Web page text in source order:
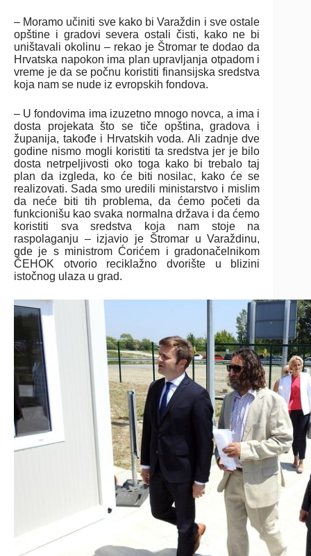
– Moramo učiniti sve kako bi Varaždin i sve ostale
opštine i gradovi severa ostali čisti, kako ne bi
uništavali okolinu – rekao je Štromar te dodao da
Hrvatska napokon ima plan upravljanja otpadom i
vreme je da se počnu koristiti finansijska sredstva
koja nam se nude iz evropskih fondova.
– U fondovima ima izuzetno mnogo novca, a ima i
dosta projekata što se tiče opština, gradova i
županija, takođe i Hrvatskih voda. Ali zadnje dve
godine nismo mogli koristiti ta sredstva jer je bilo
dosta netrpeljivosti oko toga kako bi trebalo taj
plan da izgleda, ko će biti nosilac, kako će se
realizovati. Sada smo uredili ministarstvo i mislim
da neće biti tih problema, da ćemo početi da
funkcionišu kao svaka normalna država i da ćemo
koristiti sva sredstva koja nam stoje na
raspolaganju – izjavio je Štromar u Varaždinu,
gde je s ministrom Ćorićem i gradonačelnikom
ČEHOK otvorio reciklažno dvorište u blizini
istočnog ulaza u grad.